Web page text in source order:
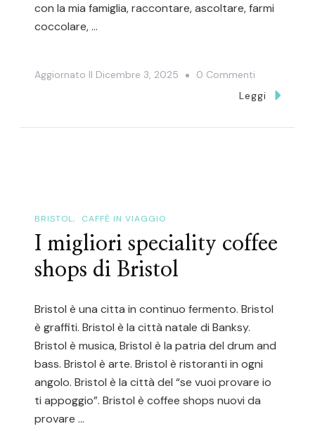
con la mia famiglia, raccontare, ascoltare, farmi
coccolare, …
Aggiornato Il Dicembre 3, 2025 0 Commenti
Due
Il
Leggi
BRISTOL CAFFÈ IN VIAGGIO
I migliori speciality coffee
shops di Bristol
Bristol è una citta in continuo fermento. Bristol
è graffiti. Bristol è la città natale di Banksy.
Bristol è musica, Bristol è la patria del drum and
bass. Bristol è arte. Bristol è ristoranti in ogni
angolo. Bristol è la città del “se vuoi provare io
ti appoggio”. Bristol è coffee shops nuovi da
provare …